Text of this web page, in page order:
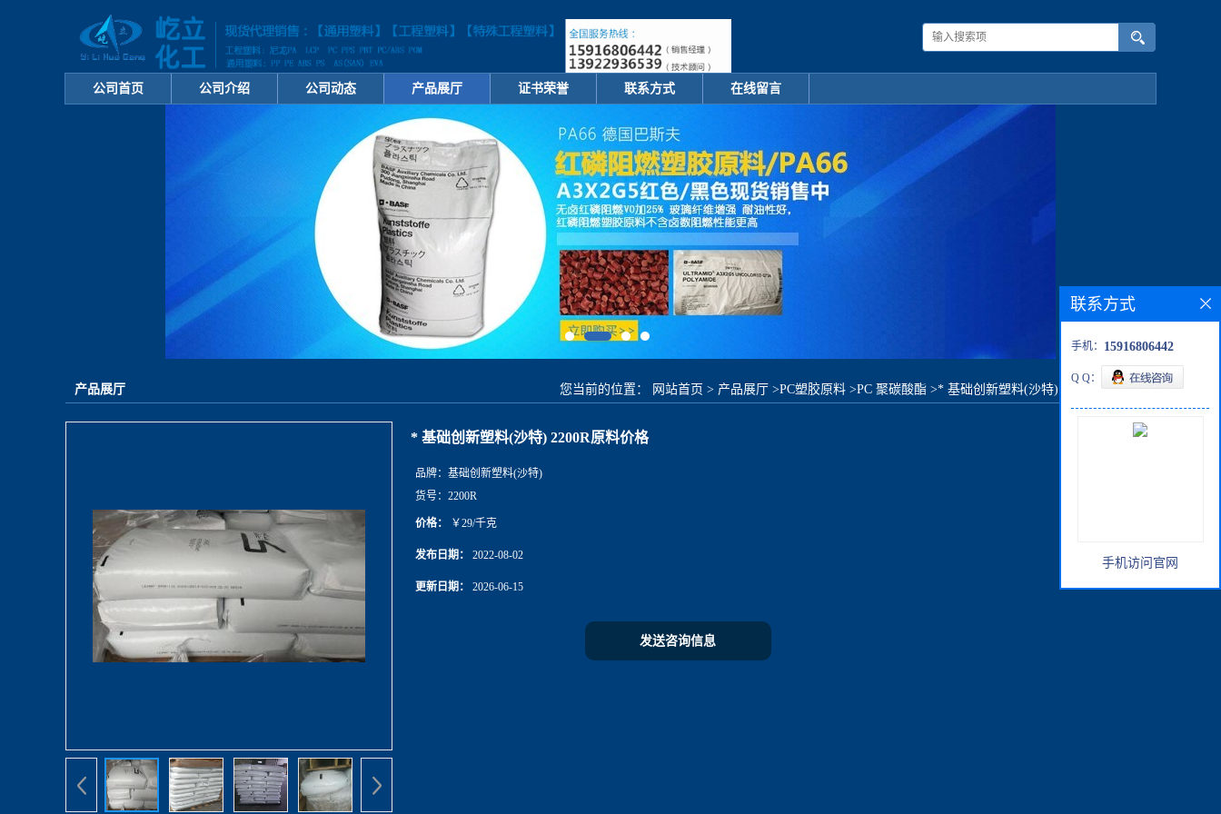
公司首页 公司介绍 公司动态 产品展厅 证书荣誉 联系方式 在线留言
产品展厅 您当前的位置： 网站首页 > 产品展厅 >PC塑胶原料 >PC 聚碳酸酯 >* 基础创新塑料(沙特) 2200R原料价格
* 基础创新塑料(沙特) 2200R原料价格
品牌： 基础创新塑料(沙特)
货号： 2200R
价格： ￥29/千克
发布日期： 2022-08-02
更新日期： 2026-06-15
发送咨询信息
联系方式
手机： 15916806442
Q Q：
手机访问官网